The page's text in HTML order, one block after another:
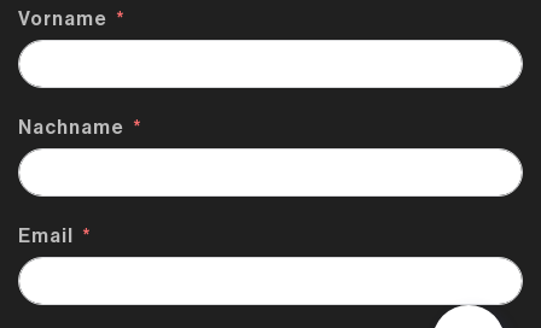
Vorname
Nachname
Email